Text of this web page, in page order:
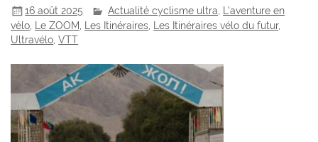
16 août 2025 Actualité cyclisme ultra
L'aventure en
vélo
Le ZOOM Les Itinéraires Les Itinéraires vélo du futur,
Ultravélo ,VTT